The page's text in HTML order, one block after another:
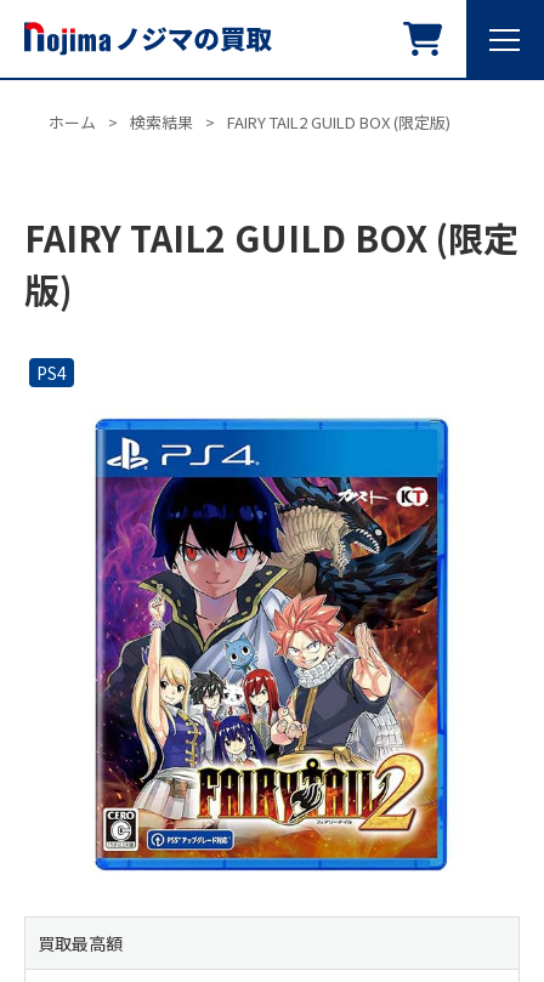
ホーム > 検索結果 > FAIRY TAIL2 GUILD BOX (限定版)
FAIRY TAIL2 GUILD BOX (限定
版)
PS4
買取最高額